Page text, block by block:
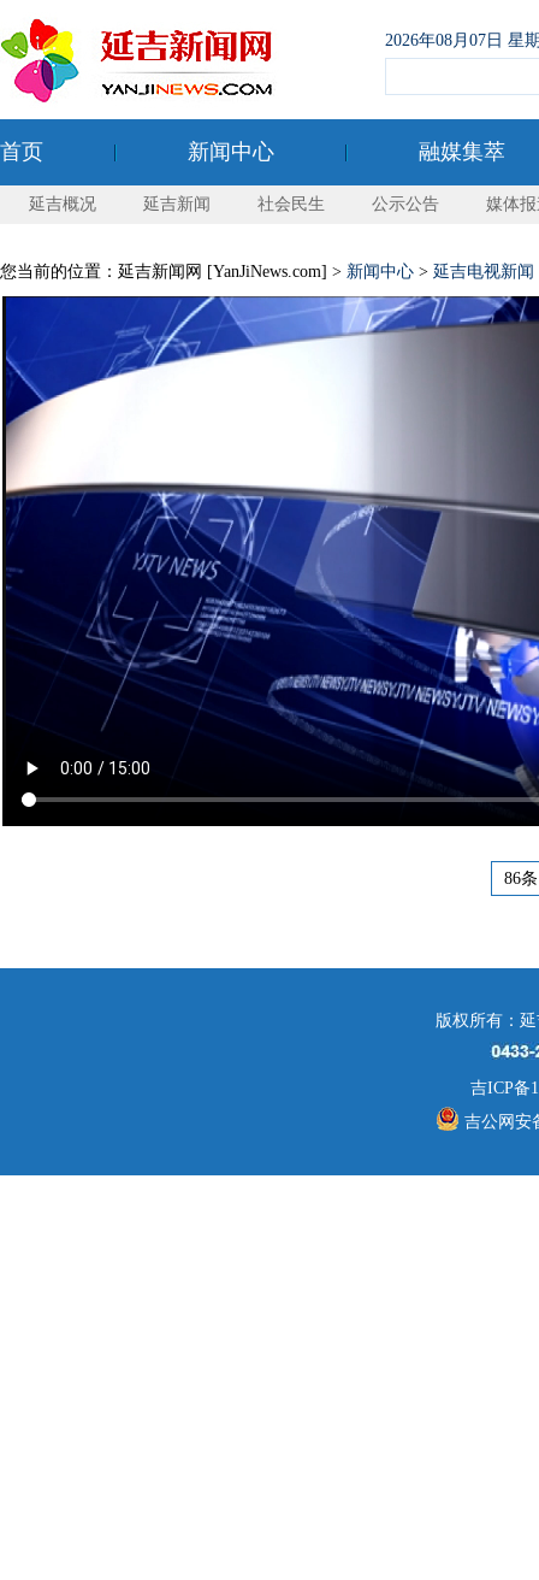
2026年08月07日 星
首页 新闻中心 融媒集萃
延吉概况 延吉新闻 社会民生 公示公告 媒体
您当前的位置：延吉新闻网 [YanJiNews.com] > 新闻中心 > 延吉电视新闻
86条
版权所有：
吉ICP备
吉公网安